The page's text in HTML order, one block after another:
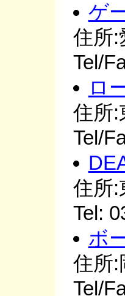
ゲ
住所:
Tel/
ロ
住所:
Tel/
住所:
Tel:
ボ
住所
Tel/